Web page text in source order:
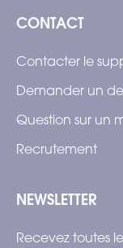
CONTACT
Contacter le
Demander un
Question sur un
Recrutement
NEWSLETTER
Recevez toutes